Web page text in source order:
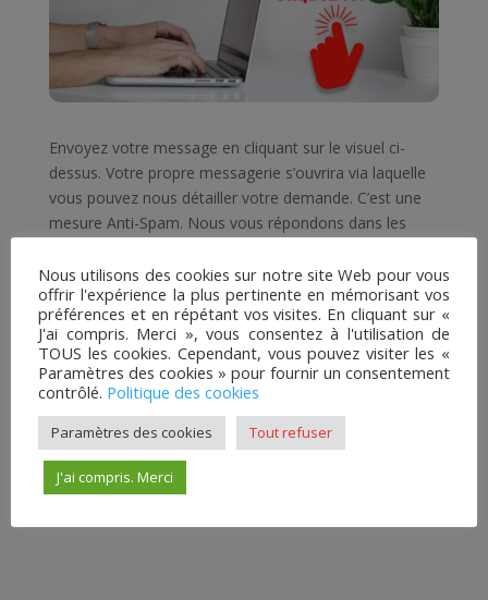
Envoyez votre message en cliquant sur le visuel ci-
dessus. Votre propre messagerie s’ouvrira via laquelle
vous pouvez nous détailler votre demande. C’est une
mesure Anti-Spam. Nous vous répondons dans les
La Direction
Nous utilisons des cookies sur notre site Web pour vous
offrir l'expérience la plus pertinente en mémorisant vos
préférences et en répétant vos visites. En cliquant sur «
J'ai compris. Merci », vous consentez à l'utilisation de
TOUS les cookies. Cependant, vous pouvez visiter les «
Paramètres des cookies » pour fournir un consentement
contrôlé. Politique des cookies
Paramètres des cookies Tout refuser
J'ai compris. Merci